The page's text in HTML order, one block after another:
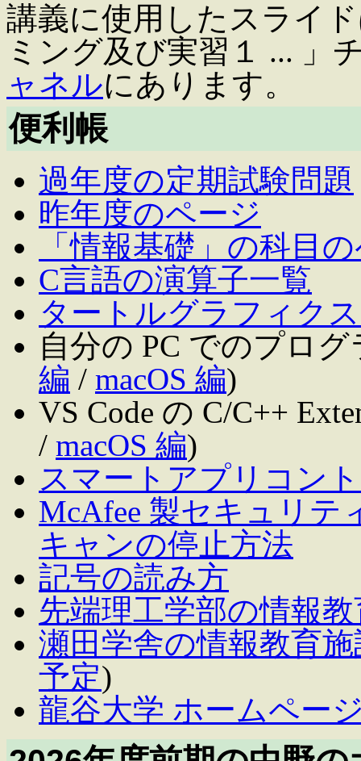
講義に使用したスライ
ミング及び実習１ ... 」
ャネルにあります。
便利帳
過年度の定期試験問題
昨年度のページ
「情報基礎」の科目
C言語の演算子一覧
タートルグラフィク
自分の PC でのプロ
編 / macOS 編)
VS Code の C/C++
/ macOS 編)
スマートアプリコン
McAfee 製セキュリテ
キャンの停止方法
記号の読み方
先端理工学部の情報
瀬田学舎の情報教育施
予定)
龍谷大学 ホームペー